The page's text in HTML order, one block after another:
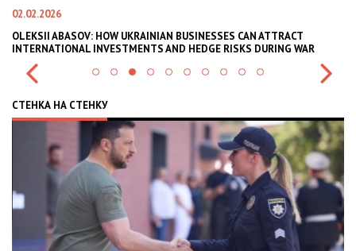
02.02.2026
OLEKSII ABASOV: HOW UKRAINIAN BUSINESSES CAN ATTRACT
INTERNATIONAL INVESTMENTS AND HEDGE RISKS DURING WAR
СТЕНКА НА СТЕНКУ